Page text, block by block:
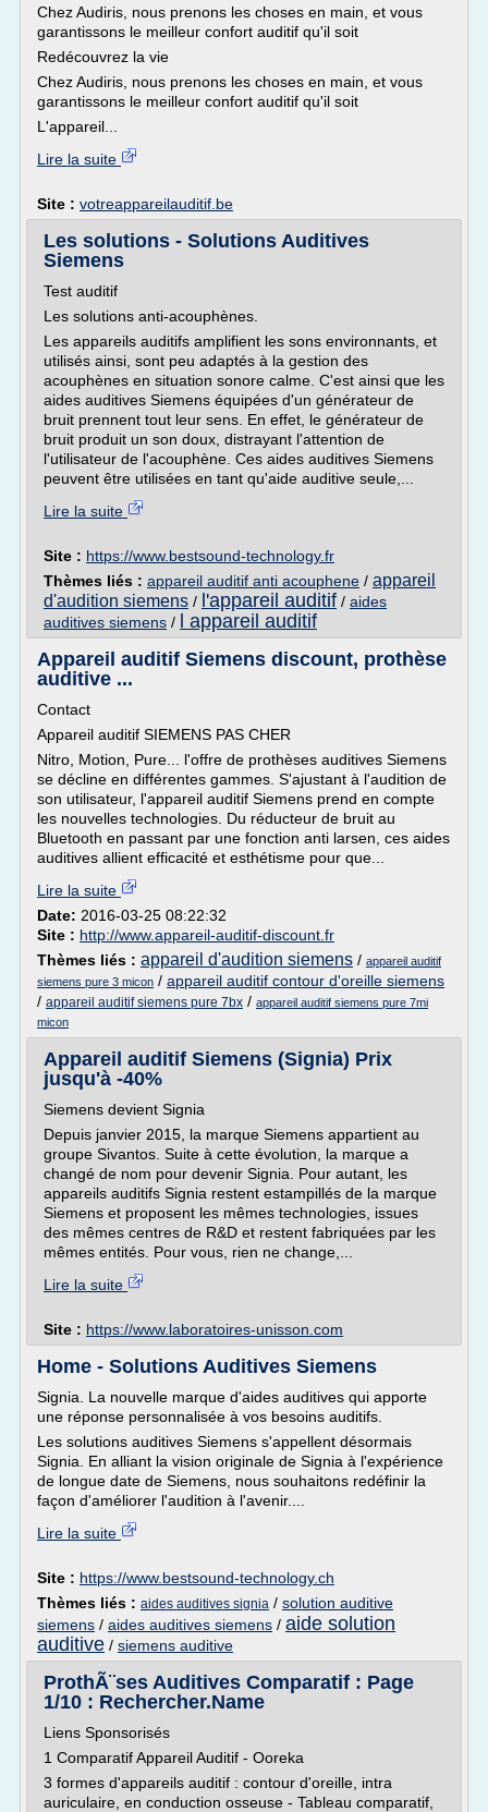
Chez Audiris, nous prenons les choses en main, et vous
garantissons le meilleur confort auditif qu'il soit
Redécouvrez la vie
Chez Audiris, nous prenons les choses en main, et vous
garantissons le meilleur confort auditif qu'il soit
L'appareil...
Lire la suite
Site : votreappareilauditif.be
Les solutions - Solutions Auditives
Siemens
Test auditif
Les solutions anti-acouphènes.
Les appareils auditifs amplifient les sons environnants, et
utilisés ainsi, sont peu adaptés à la gestion des
acouphènes en situation sonore calme. C'est ainsi que les
aides auditives Siemens équipées d'un générateur de
bruit prennent tout leur sens. En effet, le générateur de
bruit produit un son doux, distrayant l'attention de
l'utilisateur de l'acouphène. Ces aides auditives Siemens
peuvent être utilisées en tant qu'aide auditive seule,...
Lire la suite
Site : https://www.bestsound-technology.fr
Thèmes liés : appareil auditif anti acouphene / appareil
d'audition siemens / l'appareil auditif / aides
auditives siemens /
l appareil auditif
Appareil auditif Siemens discount, prothèse
auditive ...
Contact
Appareil auditif SIEMENS PAS CHER
Nitro, Motion, Pure... l'offre de prothèses auditives Siemens
se décline en différentes gammes. S'ajustant à l'audition de
son utilisateur, l'appareil auditif Siemens prend en compte
les nouvelles technologies. Du réducteur de bruit au
Bluetooth en passant par une fonction anti larsen, ces aides
auditives allient efficacité et esthétisme pour que...
Lire la suite
Date: 2016-03-25 08:22:32
Site : http://www.appareil-auditif-discount.fr
Thèmes liés : appareil d'audition siemens / appareil auditif
siemens pure 3 micon / appareil auditif contour d'oreille siemens
/ appareil auditif siemens pure 7bx / appareil auditif siemens pure 7mi
micon
Appareil auditif Siemens (Signia) Prix
jusqu'à -40%
Siemens devient Signia
Depuis janvier 2015, la marque Siemens appartient au
groupe Sivantos. Suite à cette évolution, la marque a
changé de nom pour devenir Signia. Pour autant, les
appareils auditifs Signia restent estampillés de la marque
Siemens et proposent les mêmes technologies, issues
des mêmes centres de R&D et restent fabriquées par les
mêmes entités. Pour vous, rien ne change,...
Lire la suite
Site : https://www.laboratoires-unisson.com
Home - Solutions Auditives Siemens
Signia. La nouvelle marque d'aides auditives qui apporte
une réponse personnalisée à vos besoins auditifs.
Les solutions auditives Siemens s'appellent désormais
Signia. En alliant la vision originale de Signia à l'expérience
de longue date de Siemens, nous souhaitons redéfinir la
façon d'améliorer l'audition à l'avenir....
Lire la suite
Site : https://www.bestsound-technology.ch
Thèmes liés : aides auditives signia / solution auditive
siemens / aides auditives siemens / aide solution
auditive / siemens auditive
ProthÃ¨ses Auditives Comparatif : Page
1/10 : Rechercher.Name
Liens Sponsorisés
1 Comparatif Appareil Auditif - Ooreka
3 formes d'appareils auditif : contour d'oreille, intra
auriculaire, en conduction osseuse - Tableau comparatif,